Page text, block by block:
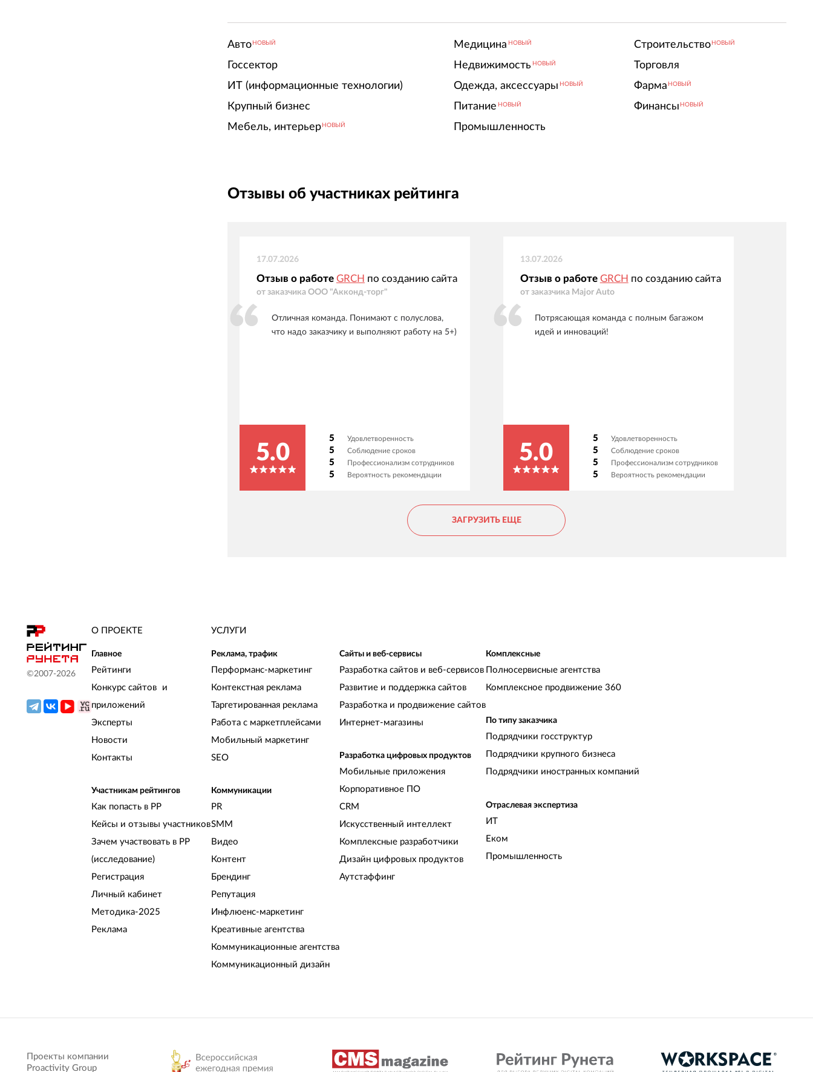
Авто НОВЫЙ
Госсектор
ИТ (информационные технологии)
Крупный бизнес
Мебель, интерьер НОВЫЙ
Медицина НОВЫЙ
Недвижимость НОВЫЙ
Одежда, аксессуары НОВЫЙ
Питание НОВЫЙ
Промышленность
Строительство НОВЫЙ
Торговля
Фарма НОВЫЙ
Финансы НОВЫЙ
Отзывы об участниках рейтинга
17.07.2026
Отзыв о работе GRCH по созданию сайта
от заказчика ООО "Акконд-торг"
Отличная команда. Понимают с полуслова,
что надо заказчику и выполняют работу на 5+)
5.0
5 Удовлетворенность
5 Соблюдение сроков
5 Профессионализм сотрудников
5 Вероятность рекомендации
13.07.2026
Отзыв о работе GRCH по созданию сайта
от заказчика Major Auto
Потрясающая команда с полным багажом
идей и инноваций!
5.0
5 Удовлетворенность
5 Соблюдение сроков
5 Профессионализм сотрудников
5 Вероятность рекомендации
ЗАГРУЗИТЬ ЕЩЕ
©2007-2026
О ПРОЕКТЕ
Главное
Рейтинги
Конкурс сайтов и
приложений
Эксперты
Новости
Контакты
Участникам рейтингов
Как попасть в РР
Кейсы и отзывы участников
Зачем участвовать в РР
(исследование)
Регистрация
Личный кабинет
Методика-2025
Реклама
УСЛУГИ
Реклама, трафик
Перформанс-маркетинг
Контекстная реклама
Таргетированная реклама
Работа с маркетплейсами
Мобильный маркетинг
SEO
Коммуникации
PR
SMM
Видео
Контент
Брендинг
Репутация
Инфлюенс-маркетинг
Креативные агентства
Коммуникационные агентства
Коммуникационный дизайн
Сайты и веб-сервисы
Разработка сайтов и веб-сервисов
Развитие и поддержка сайтов
Разработка и продвижение сайтов
Интернет-магазины
Разработка цифровых продуктов
Мобильные приложения
Корпоративное ПО
CRM
Искусственный интеллект
Комплексные разработчики
Дизайн цифровых продуктов
Аутстаффинг
Комплексные
Полносервисные агентства
Комплексное продвижение 360
По типу заказчика
Подрядчики госструктур
Подрядчики крупного бизнеса
Подрядчики иностранных компаний
Отраслевая экспертиза
ИТ
Еком
Промышленность
Проекты компании
Proactivity Group